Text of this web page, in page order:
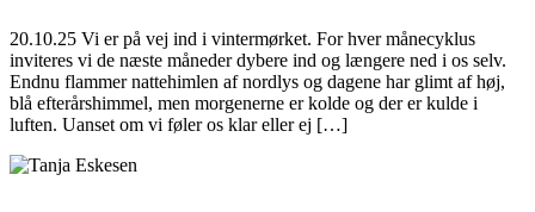
20.10.25 Vi er på vej ind i vintermørket. For hver månecyklus
inviteres vi de næste måneder dybere ind og længere ned i os selv.
Endnu flammer nattehimlen af nordlys og dagene har glimt af høj,
blå efterårshimmel, men morgenerne er kolde og der er kulde i
luften. Uanset om vi føler os klar eller ej […]